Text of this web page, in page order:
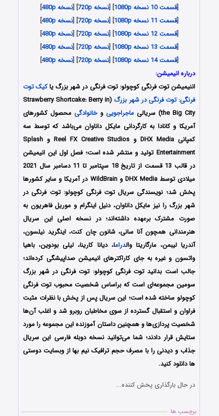
[قسمت 10 نسخه 1080p ] [نسخه 720p ] [نسخه 480p
]
[قسمت 11 نسخه 1080p ] [نسخه 720p ] [نسخه 480p
]
[قسمت 12 نسخه 1080p ] [نسخه 720p ] [نسخه 480p
]
[قسمت 13 نسخه 1080p ] [نسخه 720p ] [نسخه 480p
]
[قسمت 14 نسخه 1080p ] [نسخه 720p ] [نسخه 480p
]
درباره انیمیشن:
اننیمیشن توت فرنگی کوچولو: توت فرنگی در شهر بزرگ یاکیک توت
فرنگی: توت فرنگی در شهر بزرگ (Strawberry Shortcake: Berry in
the Big City) سریالی
ماجراجویی وخانوادگیمحصول کشورهای
آمریکا و کانادا به کارگردانی مایکل داناوان می‌باشد که توسط سه
کمپانی DHX Media و Reel FX Creative Studios و Splash
Entertainment تولید و منتشر شده است؛ فصل اول این انیمیشن
در قالب 13 قسمت از تاریخ 18 سپتامبر تا 11 دسامبر سال 2021
میلادی توسط DHX Media و WildBrain در آمریکا و سایر کشورها
پخش شد؛ نویسندگی سریال توت فرنگی کوچولو: توت فرنگی در
شهر بزرگ را نیز مایکل داناوان، دنیل اینگرام و موریل فاهریون به
صورت مشترک برعهده داشته‌‌اند؛ در نسخه اصلی این سریال
هنرمندانی همچون آنا سانی، شانون چان کنت، اینگرید نیلسون،
آندریا لیبمن، مارگاریتا والدراما، دیانا کارینا، لیلی بودوین، باهیا
واتسون و غیره به جای کاراکترهای انیمیشن صداپیشگی کرده‌اند؛
جالب است بدانید توت فرنگی کوچولو: توت فرنگی در شهر بزرگ
سومین مجموعه‌ای است که براساس شخصیت محبوب توت فرنگی
کوچولو ساخته شده است؛ این سریال پس از پخش با نظرات مثبت
فراوان و استقبال گسترده از سوی مخاطبان روبرو شد و اغلب آن‌ها
شخصیت پردازی‌ها و همچنین داستان آموزنده این مجموعه را مورد
ستایش قرار دادند؛ شما می‌توانید نسخه دوبله فارسی این سریال
جذاب و دیدنی را با مصرف حجم ترافیک نیم بها از وبسایت دوستی
ها دانلود کنید.
در حال بارگذاری پخش کننده...
برچسب ها